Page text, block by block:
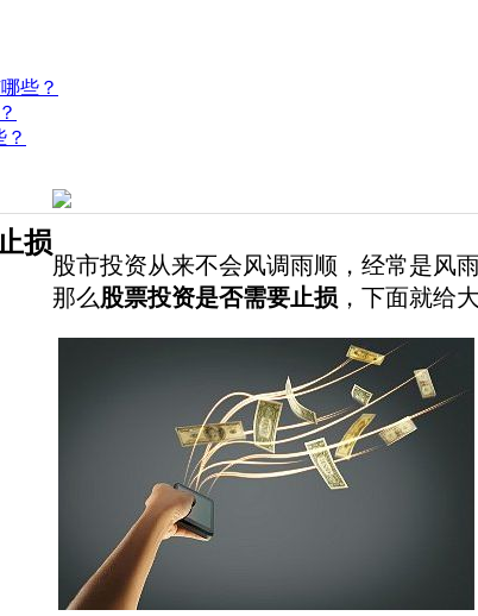
些？
损
股市投资从来不会风调雨顺，经常是风
那么股票投资是否需要止损 ，下面就给